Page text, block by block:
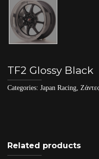
TF2 Glossy Black
Categories: Japan Racing, Ζάντες
Related products